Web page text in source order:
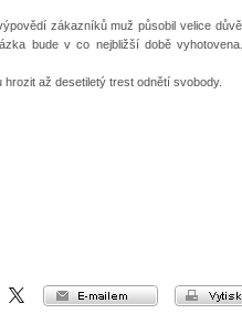
zákazníků muž působil velice
bude v co nejbližší době
až desetiletý trest odnětí svobody.
e-mailem
X